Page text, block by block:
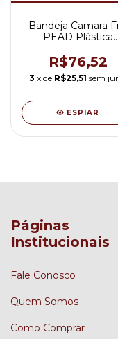
Bandeja Camara
PEAD Plástica
Panificadora
R$76,52
3 x de R$25,51 sem
ESPIAR
Páginas
Institucionais
Fale Conosco
Quem Somos
Como Comprar